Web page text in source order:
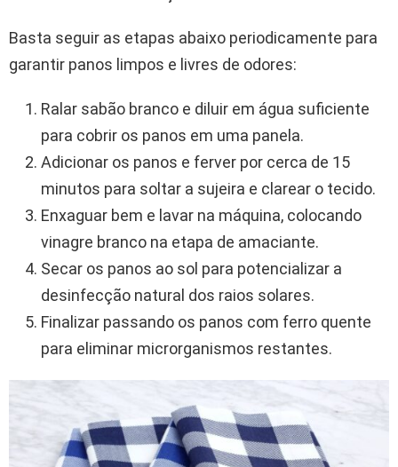
Basta seguir as etapas abaixo periodicamente para
garantir panos limpos e livres de odores:
Ralar sabão branco e diluir em água suficiente
para cobrir os panos em uma panela.
Adicionar os panos e ferver por cerca de 15
minutos para soltar a sujeira e clarear o tecido.
Enxaguar bem e lavar na máquina, colocando
vinagre branco na etapa de amaciante.
Secar os panos ao sol para potencializar a
desinfecção natural dos raios solares.
Finalizar passando os panos com ferro quente
para eliminar microrganismos restantes.